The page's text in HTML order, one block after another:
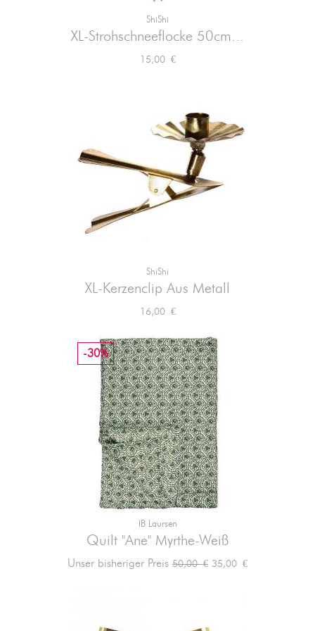
ShiShi
XL-Strohschneeflocke 50cm...
Preis
15,00 €
ShiShi
XL-Kerzenclip Aus Metall
Preis
16,00 €
IB Laursen
Quilt "Ane" Myrthe-Weiß
Unser bisheriger Preis Verkaufspreis
50,00 €
-30%
Preis
35,00 €